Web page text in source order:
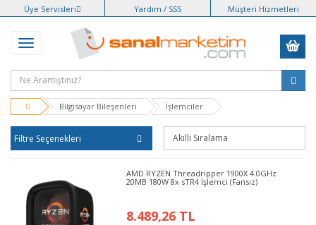
Üye Servisleri Yardım / SSS Müşteri Hizmetleri
Bilgisayar Bileşenleri İşlemciler
Filtre Seçenekleri
AMD RYZEN Threadripper 1900X 4.0GHz
20MB 180W 8x sTR4 İşlemci (Fansız)
8.489,26 TL